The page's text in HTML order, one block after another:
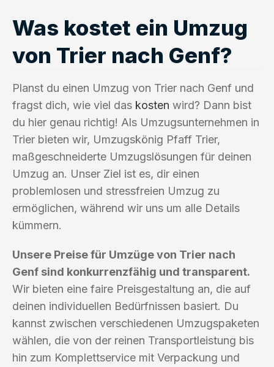
Was kostet ein Umzug
von Trier nach Genf?
Planst du einen Umzug von Trier nach Genf und
fragst dich, wie viel das kosten wird? Dann bist
du hier genau richtig! Als Umzugsunternehmen in
Trier bieten wir, Umzugskönig Pfaff Trier,
maßgeschneiderte Umzugslösungen für deinen
Umzug an. Unser Ziel ist es, dir einen
problemlosen und stressfreien Umzug zu
ermöglichen, während wir uns um alle Details
kümmern.
Unsere Preise für Umzüge von Trier nach
Genf sind konkurrenzfähig und transparent.
Wir bieten eine faire Preisgestaltung an, die auf
deinen individuellen Bedürfnissen basiert. Du
kannst zwischen verschiedenen Umzugspaketen
wählen, die von der reinen Transportleistung bis
hin zum Komplettservice mit Verpackung und